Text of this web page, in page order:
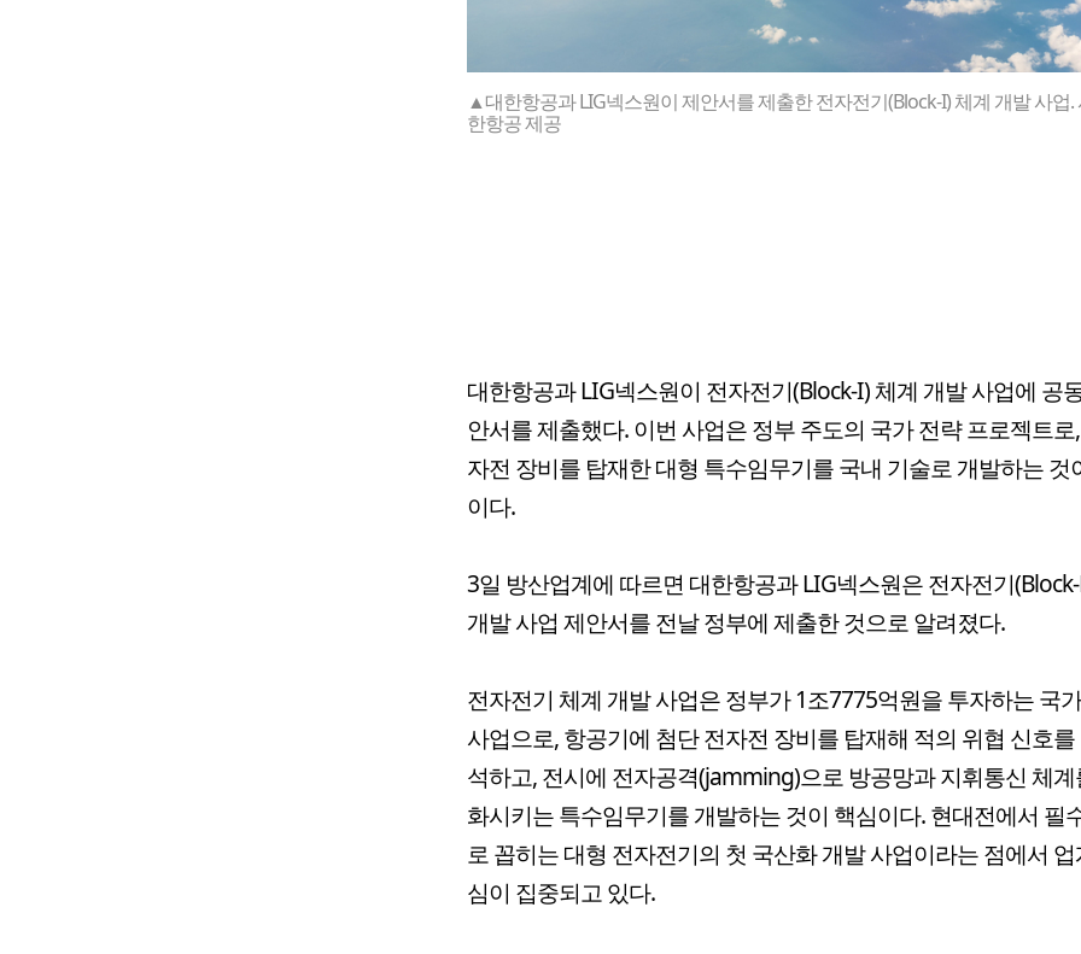
▲대한항공과 LIG넥스원이 제안서를 제출한 전자전기(Block-I) 체계 개발 사업.
한항공 제공
대한항공과 LIG넥스원이 전자전기(Block-I) 체계 개발 사업에 공
안서를 제출했다. 이번 사업은 정부 주도의 국가 전략 프로젝트로
자전 장비를 탑재한 대형 특수임무기를 국내 기술로 개발하는 것
이다.
3일 방산업계에 따르면 대한항공과 LIG넥스원은 전자전기(Block-
개발 사업 제안서를 전날 정부에 제출한 것으로 알려졌다.
전자전기 체계 개발 사업은 정부가 1조7775억원을 투자하는 국
사업으로, 항공기에 첨단 전자전 장비를 탑재해 적의 위협 신호를
석하고, 전시에 전자공격(jamming)으로 방공망과 지휘통신 체
화시키는 특수임무기를 개발하는 것이 핵심이다. 현대전에서 필
로 꼽히는 대형 전자전기의 첫 국산화 개발 사업이라는 점에서
심이 집중되고 있다.